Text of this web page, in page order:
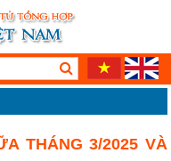
THÁNG 3/2025 VÀ